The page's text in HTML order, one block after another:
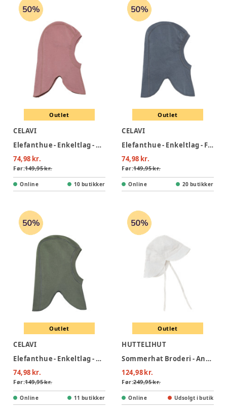
Outlet
CELAVI
Elefanthue - Enkeltlag - Nostalgia Rose
74,98 kr.
Før:149,95 kr.
Online 10 butikker
Outlet
CELAVI
Elefanthue - Enkeltlag - Flint Stone
74,98 kr.
Før:149,95 kr.
Online 20 butikker
Outlet
CELAVI
Elefanthue - Enkeltlag - Mulled Basil
74,98 kr.
Før:149,95 kr.
Online 11 butikker
Outlet
HUTTELIHUT
Sommerhat Broderi - Antique White
124,98 kr.
Før:249,95 kr.
Online Udsolgt i butik